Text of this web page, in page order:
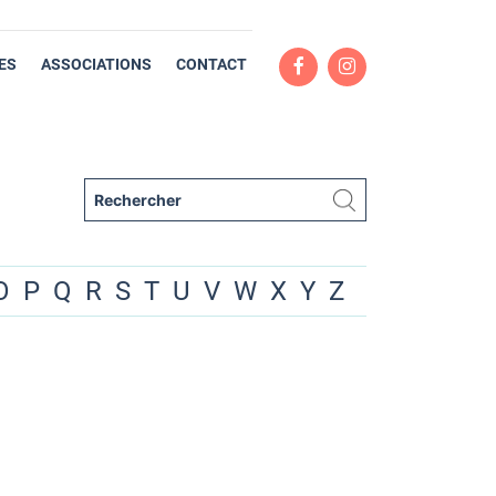
ASSOCIATIONS CONTACT
P Q R S T U V W X Y Z